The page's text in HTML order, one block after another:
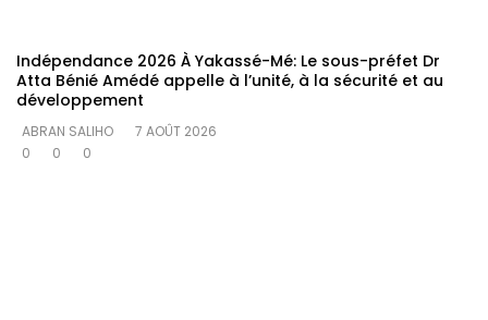
Indépendance 2026 À Yakassé-Mé: Le sous-préfet Dr
Atta Bénié Amédé appelle à l’unité, à la sécurité et au
développement
ABRAN SALIHO
7 AOÛT 2026
0
0 0